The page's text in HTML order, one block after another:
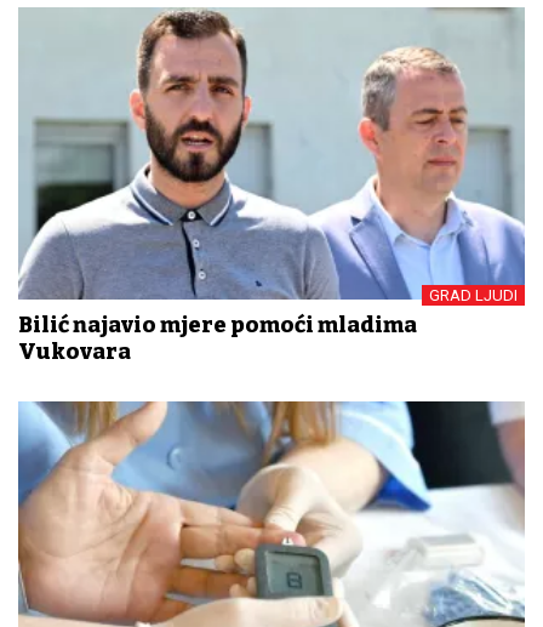
GRAD LJUDI
Bilić najavio mjere pomoći mladima
Vukovara